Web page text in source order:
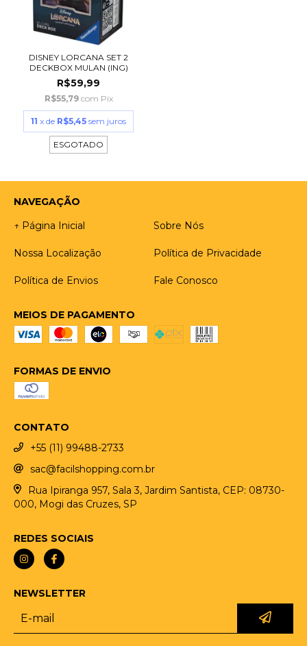
DISNEY LORCANA SET 2
DECKBOX MULAN (ING)
R$59,99
R$55,79 com Pix
11 x de R$5,45 sem juros
ESGOTADO
NAVEGAÇÃO
↑ Página Inicial
Sobre Nós
Nossa Localização Política de Privacidade
Política de Envios Fale Conosco
MEIOS DE PAGAMENTO
FORMAS DE ENVIO
CONTATO
+55 (11) 99488-2733
sac@facilshopping.com.br
Rua Ipiranga 957, Sala 3, Jardim Santista, CEP: 08730-
000, Mogi das Cruzes, SP
REDES SOCIAIS
NEWSLETTER